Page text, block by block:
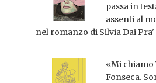
passa in
assenti al
nel romanzo di Silvia Dai Pra'
«Mi chiamo
Fonseca.